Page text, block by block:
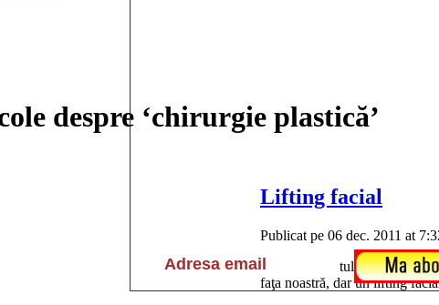
despre ‘chirurgie plastică’
Lifting facial
Publicat pe 06 dec. 2011 at
Soarele, fumatul, o dietă
faţa noastră, dar un lifting